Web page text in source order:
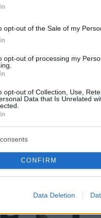
opt-out of the Sale of my
opt-out of processing my
opt-out of Collection, Use,
Data that Is Unrelated
CONFIRM
Data Deletion
ο κ.Αυγερινός,
και το βίντεο
η ηθοποιός
«Ελληνίδα,
Μουτσάτσου
με το Ενιαίο
της κ.Μουτσάτσου: